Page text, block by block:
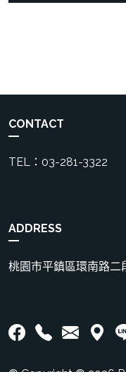
CONTACT
TEL：03-281-3322
ADDRESS
桃園市平鎮區環南路二